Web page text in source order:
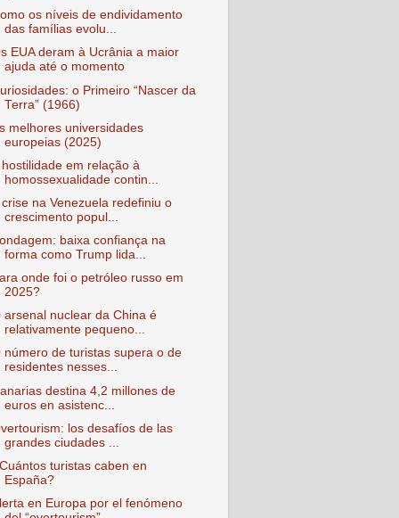
os níveis de endividamento
das famílias evolu...
EUA deram à Ucrânia a maior
ajuda até o momento
o Primeiro “Nascer da
Terra” (1966)
melhores universidades
europeias (2025)
hostilidade em relação à
homossexualidade contin...
crise na Venezuela redefiniu o
crescimento popul...
baixa confiança na
forma como Trump lida...
onde foi o petróleo russo em
2025?
arsenal nuclear da China é
relativamente pequeno...
número de turistas supera o de
residentes nesses...
destina 4,2 millones de
euros en asistenc...
los desafíos de las
grandes ciudades ...
turistas caben en
España?
en Europa por el fenómeno